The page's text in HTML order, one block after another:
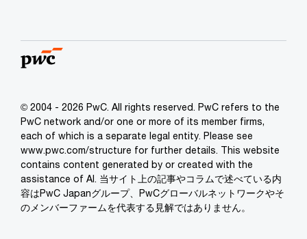
© 2004 - 2026 PwC. All rights reserved. PwC refers to the
PwC network and/or one or more of its member firms,
each of which is a separate legal entity. Please see
www.pwc.com/structure for further details. This website
contains content generated by or created with the
assistance of AI. 当サイト上の記事やコラムで述べている内
容はPwC Japanグループ、PwCグローバルネットワークやそ
のメンバーファームを代表する見解ではありません。